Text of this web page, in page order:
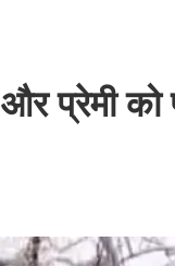
प्रेमी को